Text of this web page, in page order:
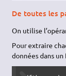
De toutes les
On utilise
Pour extraire
données dans un